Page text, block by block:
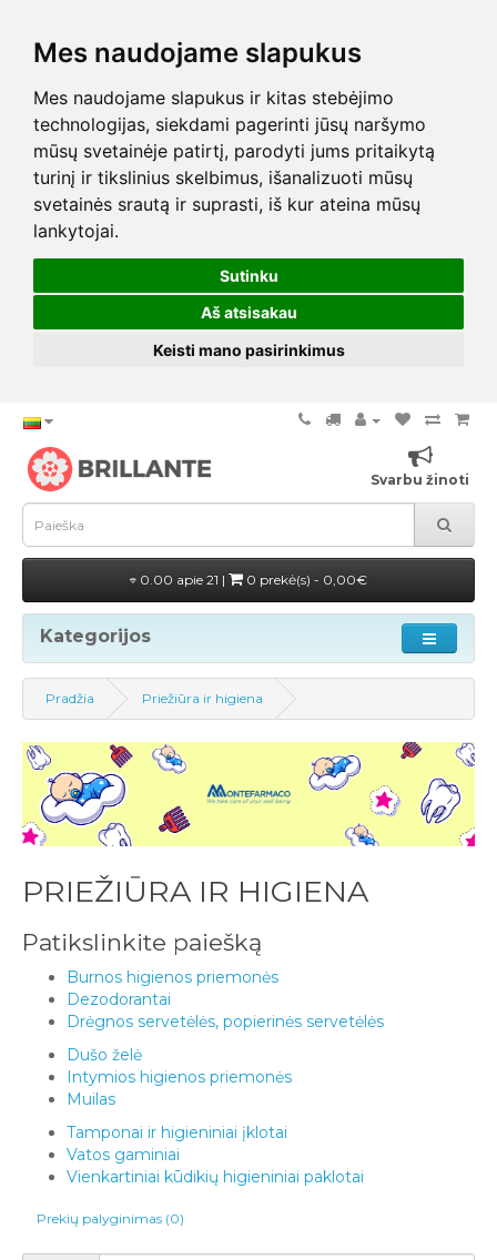
Mes naudojame slapukus
Mes naudojame slapukus ir kitas stebėjimo
technologijas, siekdami pagerinti jūsų naršymo
mūsų svetainėje patirtį, parodyti jums pritaikytą
turinį ir tikslinius skelbimus, išanalizuoti mūsų
svetainės srautą ir suprasti, iš kur ateina mūsų
lankytojai.
Sutinku
Aš atsisakau
Keisti mano pasirinkimus
Svarbu žinoti
0.00 apie 21 | 0 prekė(s) - 0,00€
Kategorijos
Pradžia Priežiūra ir higiena
PRIEŽIŪRA IR HIGIENA
Patikslinkite paiešką
Burnos higienos priemonės
Dezodorantai
Drėgnos servetėlės, popierinės servetėlės
Dušo želė
Intymios higienos priemonės
Muilas
Tamponai ir higieniniai įklotai
Vatos gaminiai
Vienkartiniai kūdikių higieniniai paklotai
Prekių palyginimas (0)